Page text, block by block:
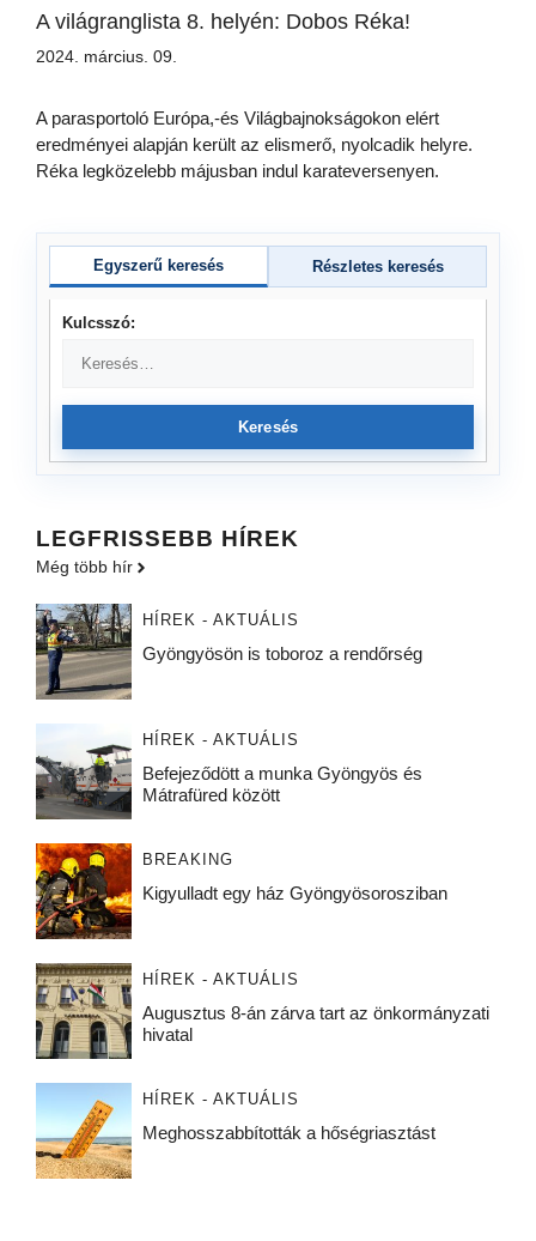
A világranglista 8. helyén: Dobos Réka!
2024. március. 09.
A parasportoló Európa,-és Világbajnokságokon elért
eredményei alapján került az elismerő, nyolcadik helyre.
Réka legközelebb májusban indul karateversenyen.
Egyszerű keresés Részletes keresés
Kulcsszó:
Keresés
LEGFRISSEBB HÍREK
Még több hír
HÍREK - AKTUÁLIS
Gyöngyösön is toboroz a rendőrség
HÍREK - AKTUÁLIS
Befejeződött a munka Gyöngyös és
Mátrafüred között
BREAKING
Kigyulladt egy ház Gyöngyösorosziban
HÍREK - AKTUÁLIS
Augusztus 8-án zárva tart az önkormányzati
hivatal
HÍREK - AKTUÁLIS
Meghosszabbították a hőségriasztást